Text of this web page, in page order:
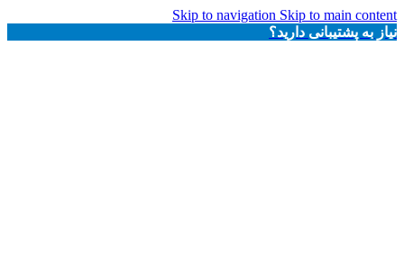
Skip to navigation Skip to main content
نیاز به پشتیبانی دارید؟